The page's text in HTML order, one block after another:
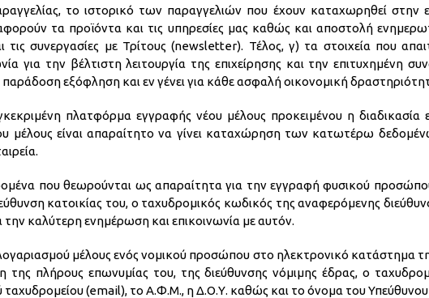
το ιστορικό των παραγγελιών που έχουν καταχωρηθεί
τα προϊόντα και τις υπηρεσίες μας καθώς και αποστολή
τις συνεργασίες με Τρίτους (newsletter). Τέλος, γ) τα στοιχεία που
για την βέλτιστη λειτουργία της επιχείρησης και την επιτυχημένη
εξόφληση και εν γένει για κάθε ασφαλή οικονομική
πλατφόρμα εγγραφής νέου μέλους προκειμένου η
μέλους είναι απαραίτητο να γίνει καταχώρηση των κατωτέρω
που θεωρούνται ως απαραίτητα για την εγγραφή φυσικού
κατοικίας του, ο ταχυδρομικός κωδικός της αναφερόμενης
καλύτερη ενημέρωση και επικοινωνία με αυτόν.
μέλους ενός νομικού προσώπου στο ηλεκτρονικό κατάστημα
της πλήρους επωνυμίας του, της διεύθυνσης νόμιμης έδρας, ο
(email), το Α.Φ.Μ., η Δ.Ο.Υ. καθώς και το όνομα του Υπεύθυνου